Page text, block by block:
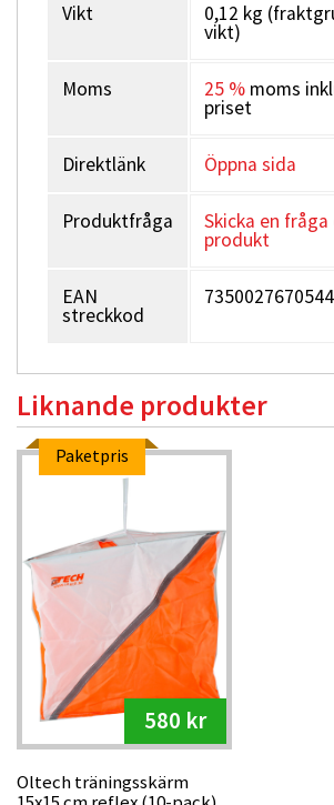
Vikt 0,12 kg
vikt)
Moms 25 % moms
priset
Direktlänk Öppna sida
Produktfråga Skicka en
produkt
EAN
streckkod
7350027670544
Liknande produkter
Paketpris
580 kr
Oltech träningsskärm